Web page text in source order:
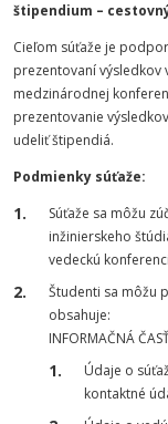
štipendium –
Cieľom súťaže je
prezentovaní výsledkov
medzinárodnej
prezentovanie
udeliť štipendiá.
Podmienky súťaže:
Súťaže sa môžu
inžinierskeho
vedeckú
Študenti sa môžu
obsahuje:
INFORMAČNÁ
Údaje o
kontaktné